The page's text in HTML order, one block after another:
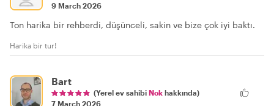
9 March 2026
Ton harika bir rehberdi, düşünceli, sakin ve bize çok iyi baktı.
Harika bir tur!
Bart
(Yerel ev sahibi Nok hakkında)
7 March 2026